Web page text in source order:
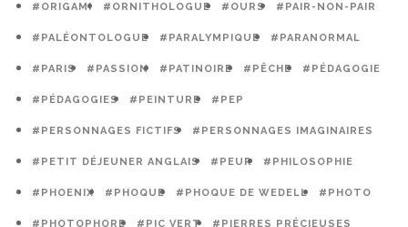
#ORIGAMI #ORNITHOLOGUE #OURS #PAIR-NON-PAIR
#PALÉONTOLOGUE #PARALYMPIQUE #PARANORMAL
#PARIS #PASSION #PATINOIRE #PÊCHE #PÉDAGOGIE
#PÉDAGOGIES #PEINTURE #PEP
#PERSONNAGES FICTIFS #PERSONNAGES IMAGINAIRES
#PETIT DÉJEUNER ANGLAIS #PEUR #PHILOSOPHIE
#PHOENIX #PHOQUE #PHOQUE DE WEDELL #PHOTO
#PHOTOPHORE #PIC VERT #PIERRES PRÉCIEUSES